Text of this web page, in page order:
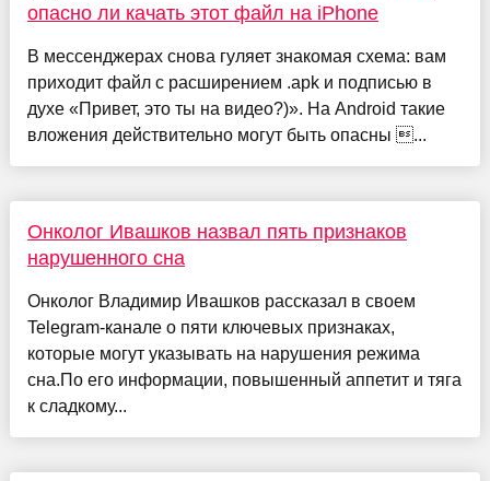
опасно ли качать этот файл на iPhone
В мессенджерах снова гуляет знакомая схема: вам
приходит файл с расширением .apk и подписью в
духе «Привет, это ты на видео?)». На Android такие
вложения действительно могут быть опасны ...
Онколог Ивашков назвал пять признаков
нарушенного сна
Онколог Владимир Ивашков рассказал в своем
Telegram-канале о пяти ключевых признаках,
которые могут указывать на нарушения режима
сна.По его информации, повышенный аппетит и тяга
к сладкому...